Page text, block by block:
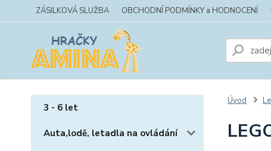
ZÁSILKOVÁ SLUŽBA OBCHODNÍ PODMÍNKY a HODNOCENÍ
3 - 6 let
Auta,lodě, letadla na ovládání
Úvod